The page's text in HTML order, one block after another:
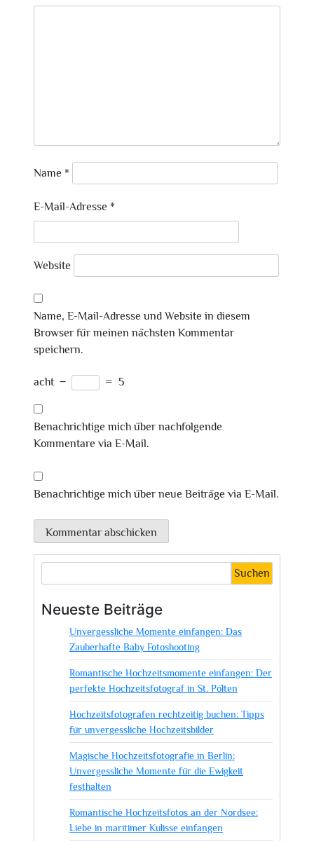
Name *
E-Mail-Adresse *
Website
Name, E-Mail-Adresse und Website in diesem
Browser für meinen nächsten Kommentar
speichern.
acht − = 5
Benachrichtige mich über nachfolgende
Kommentare via E-Mail.
Benachrichtige mich über neue Beiträge via E-Mail.
Suchen
Neueste Beiträge
Unvergessliche Momente einfangen: Das
Zauberhafte Baby Fotoshooting
Romantische Hochzeitsmomente einfangen: Der
perfekte Hochzeitsfotograf in St. Pölten
Hochzeitsfotografen rechtzeitig buchen: Tipps
für unvergessliche Hochzeitsbilder
Magische Hochzeitsfotografie in Berlin:
Unvergessliche Momente für die Ewigkeit
festhalten
Romantische Hochzeitsfotos an der Nordsee:
Liebe in maritimer Kulisse einfangen